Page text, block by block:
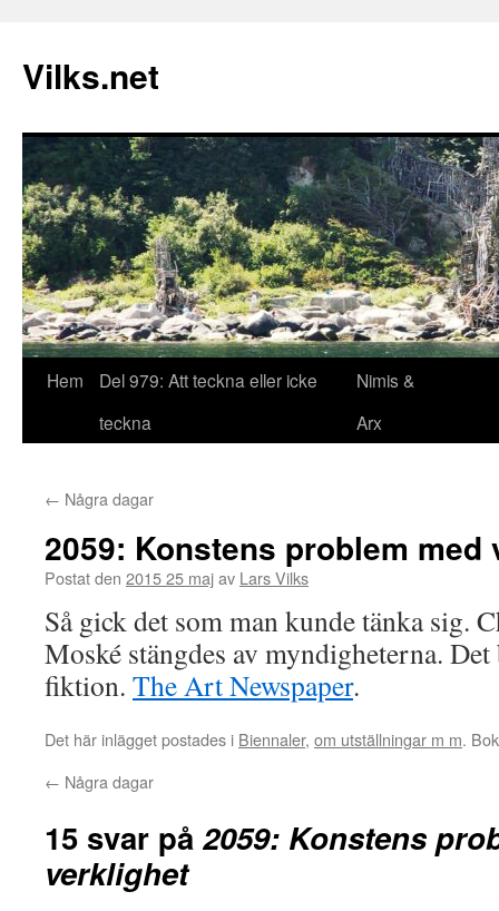
Vilks.net
Hoppa
Hem
Del 979: Att teckna eller icke
teckna
Nimis &
Arx
← Några dagar
2059: Konstens problem med
Postat den 2015 25 majav Lars Vilks
Så gick det som man kunde tänka sig.
Moské stängdes av myndigheterna.
fiktion. The Art Newspaper.
Det här inlägget postades i Biennaler, om utställningar m m.
← Några dagar
15 svar på2059: Konstens
verklighet